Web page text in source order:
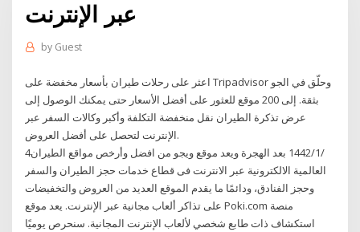
عبر الإنترنت
by Guest
اعثر على رحلات طيران بأسعار مخفضة على Tripadvisor وحلّق في الجو
بثقة. إلى 200 موقع للعثور على أفضل الأسعار حتى يمكنك الوصول إلى
عرض تذكرة الطيران نقل منخفضة التكلفة وأكبر وكالات السفر عبر
الإنترنت لتحصل على أفضل العروض.
4‏‏/1‏‏/1442 بعد الهجرة ويعد موقع ويجو من افضل وأرخص مواقع الطيران
العالمية الالكترونية عبر الانترنت فى قطاع خدمات حجز الطيران والسفر
وحجز الفنادق، ودائمًا ما يقدم الموقع العديد من العروض والتخفيضات
على تذاكر ألعاب مجانية عبر الإنترنت. يعد موقع Poki.com منصة
استكشاف ذات طابع شخصي لألعاب الإنترنت المجانية. سنحرص يوميًا